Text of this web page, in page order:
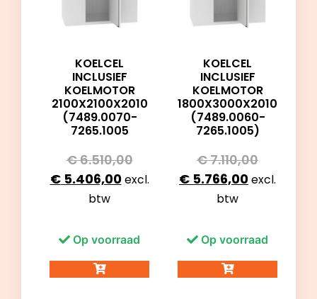
KOELCEL
INCLUSIEF
KOELMOTOR
2100X2100X2010
(7489.0070-
7265.1005
€6.510,00
€5.406,00excl.
btw
Op voorraad
KOELCEL
INCLUSIEF
KOELMOTOR
1800X3000X2010
(7489.0060-
7265.1005)
€7.110,00
€ 5.766,00excl.
btw
Op voorraad